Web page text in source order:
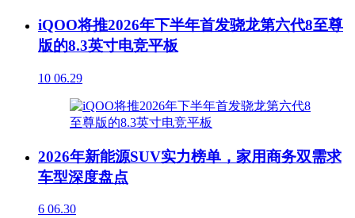
iQOO将推2026年下半年首发骁龙第六代8至尊
版的8.3英寸电竞平板
10 06.29
2026年新能源SUV实力榜单，家用商务双需求
车型深度盘点
6 06.30